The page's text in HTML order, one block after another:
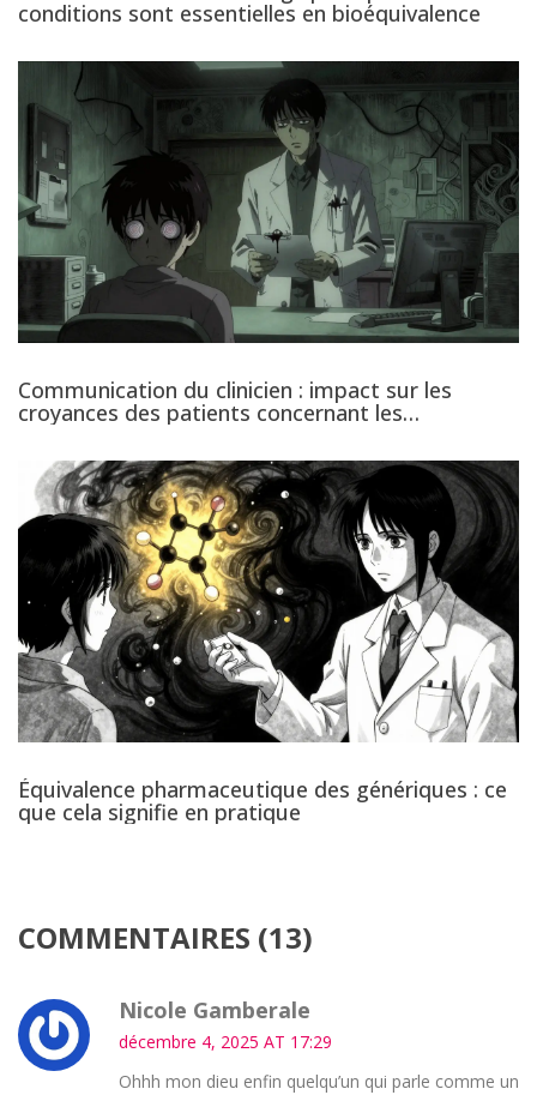
conditions sont essentielles en bioéquivalence
Communication du clinicien : impact sur les
croyances des patients concernant les
Équivalence pharmaceutique des génériques : ce
que cela signifie en pratique
COMMENTAIRES (13)
Nicole Gamberale
décembre 4, 2025 AT 17:29
Ohhh mon dieu enfin quelqu’un qui parle comme un